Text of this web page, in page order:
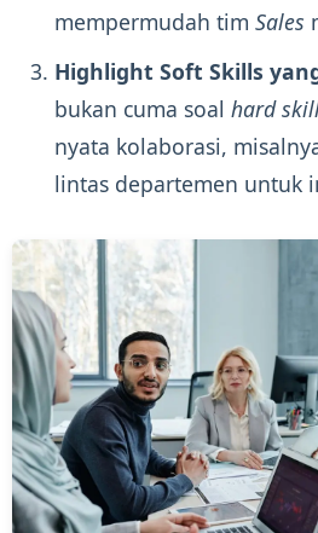
mempermudah timSales
Highlight Soft Skills
bukan cuma soalhard
nyata kolaborasi,
lintas departemen untuk